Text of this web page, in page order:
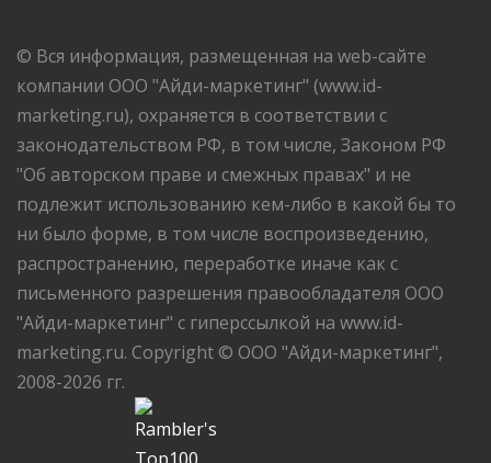
© Вся информация, размещенная на web-сайте
компании ООО "Айди-маркетинг" (www.id-
marketing.ru), охраняется в соответствии с
законодательством РФ, в том числе, Законом РФ
"Об авторском праве и смежных правах" и не
подлежит использованию кем-либо в какой бы то
ни было форме, в том числе воспроизведению,
распространению, переработке иначе как с
письменного разрешения правообладателя ООО
"Айди-маркетинг" с гиперссылкой на www.id-
marketing.ru. Copyright © ООО "Айди-маркетинг",
2008-2026 гг.